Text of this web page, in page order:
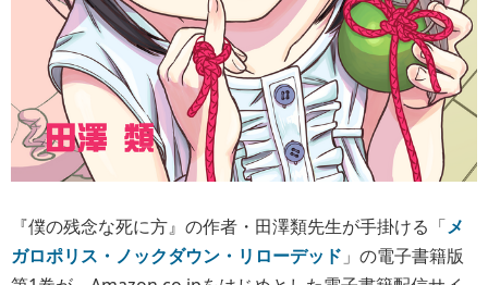
『僕の残念な死に方』の作者・田澤類先生が手掛ける「メ
ガロポリス・ノックダウン・リローデッド 」の電子書籍版